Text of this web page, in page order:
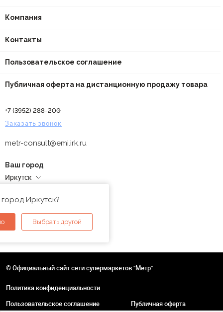
Компания
Контакты
Пользовательское соглашение
Публичная оферта на дистанционную продажу товара
+7 (3952) 288-200
Заказать звонок
metr-consult@emi.irk.ru
Ваш город
Иркутск
Иркутск?
Выбрать другой
© Официальный сайт сети супермаркетов "Метр"
Политика конфиденциальности
Пользовательское соглашение
Публичная оферта